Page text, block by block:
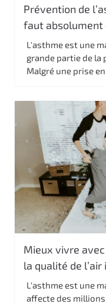
Prévention de
faut absolument
L'asthme est une
grande partie de la
Malgré une prise en
Mieux vivre
la qualité de
L'asthme est une
affecte des